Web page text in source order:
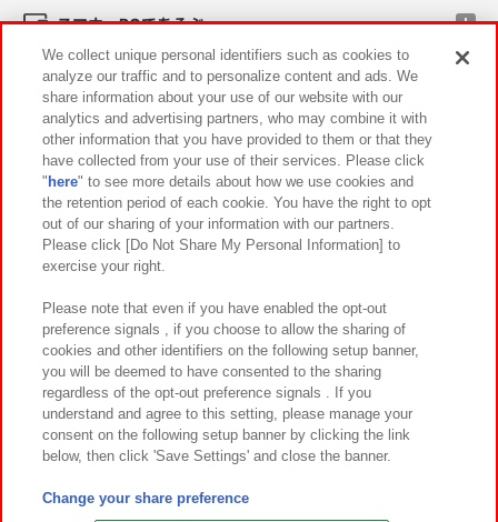
スマホ・PCであそぶ
イベント・キャンペーン
関連会社 サステナビリティ サイトポリシー
プライバシーポリシー ウェブアクセシビリティ方針と検証結果
お取引先さまとともに
カスタマーハラスメント対応方針 よくあるご質問・お問い合わせ
©Bandai Namco Amusement Inc.
©Bandai Namco Amusement Lab Inc.
We collect unique personal identifiers such as cookies to
analyze our traffic and to personalize content and ads. We
share information about your use of our website with our
analytics and advertising partners, who may combine it with
other information that you have provided to them or that they
have collected from your use of their services. Please click
" here" to see more details about how we use cookies and
the retention period of each cookie. You have the right to opt
out of our sharing of your information with our partners.
Please click [Do Not Share My Personal Information] to
exercise your right.
Please note that even if you have enabled the opt-out
preference signals , if you choose to allow the sharing of
cookies and other identifiers on the following setup banner,
you will be deemed to have consented to the sharing
regardless of the opt-out preference signals . If you
understand and agree to this setting, please manage your
consent on the following setup banner by clicking the link
below, then click 'Save Settings' and close the banner.
Change your share preference